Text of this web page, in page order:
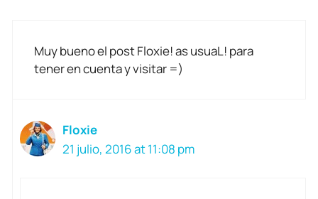
Muy bueno el post Floxie! as usuaL! para
tener en cuenta y visitar =)
Floxie
21 julio, 2016 at 11:08 pm